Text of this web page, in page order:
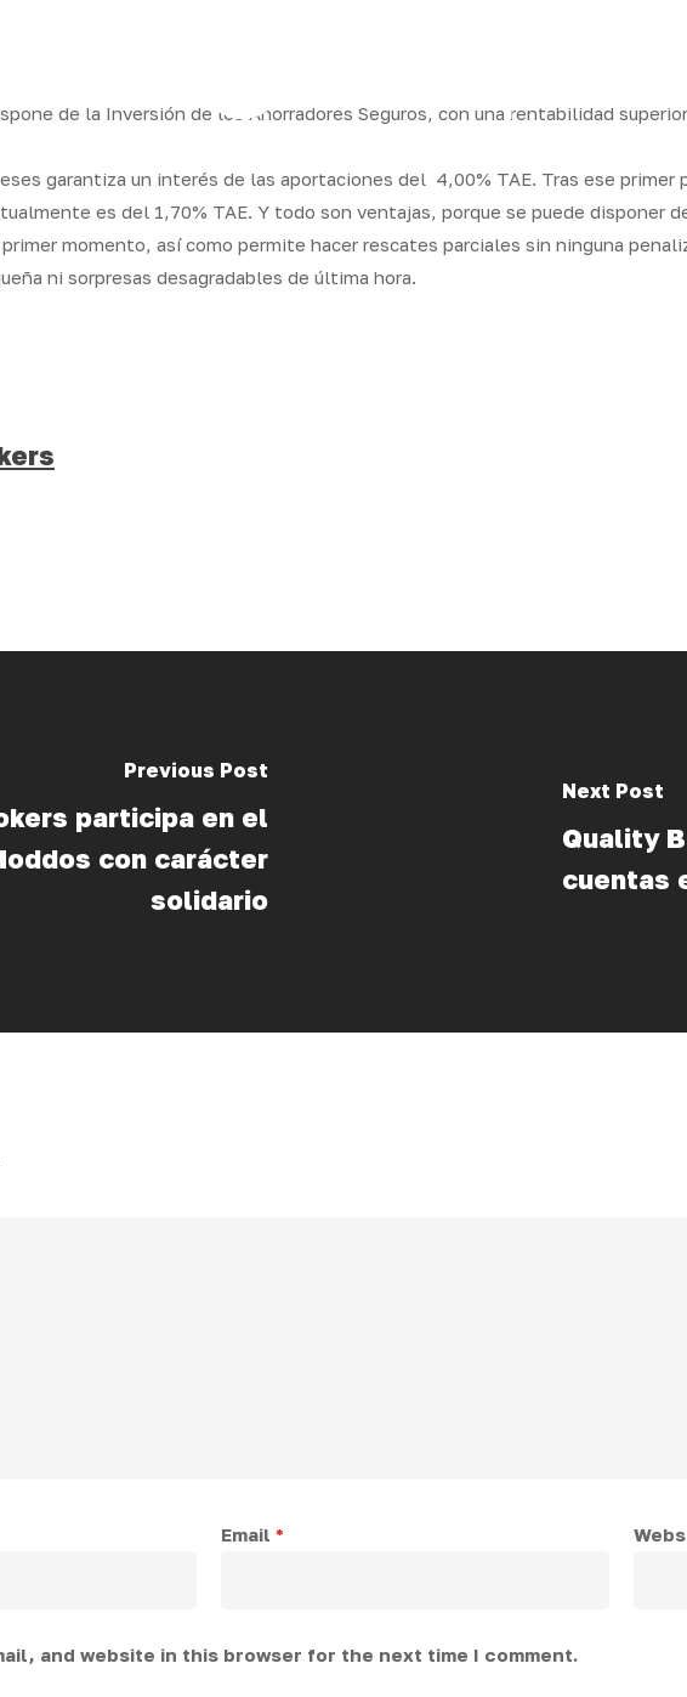
de la Inversión de los Ahorradores Seguros, con una rentabilidad
garantiza un interés de las aportaciones del 4,00% TAE. Tras ese primer
es del 1,70% TAE. Y todo son ventajas, porque se puede disponer
momento, así como permite hacer rescates parciales sin ninguna
ni sorpresas desagradables de última hora.
Previous Post
participa en el
con carácter
solidario
Next Post
Quality
cuentas
Email *
and website in this browser for the next time I comment.